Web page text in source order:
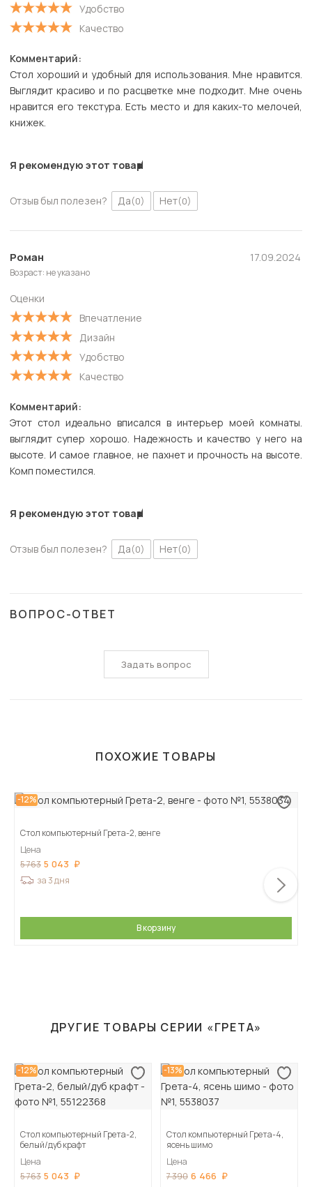
Удобство
Качество
Комментарий:
Стол хороший и удобный для использования. Мне нравится.
Выглядит красиво и по расцветке мне подходит. Мне очень
нравится его текстура. Есть место и для каких-то мелочей,
книжек.
Я рекомендую этот товар
Отзыв был полезен? Да(0) Нет(0)
Роман
Возраст: не указано
Оценки
Впечатление
Дизайн
Удобство
Качество
17.09.2024
Комментарий:
Этот стол идеально вписался в интерьер моей комнаты.
выглядит супер хорошо. Надежность и качество у него на
высоте. И самое главное, не пахнет и прочность на высоте.
Комп поместился.
Я рекомендую этот товар
Отзыв был полезен? Да(0) Нет(0)
ВОПРОС-ОТВЕТ
Задать вопрос
ПОХОЖИЕ ТОВАРЫ
-12%
Стол компьютерный Грета-2, венге
Цена
5 763 5 043
за 3 дня
В корзину
ДРУГИЕ ТОВАРЫ СЕРИИ «ГРЕТА»
-12%
Стол компьютерный Грета-2,
белый/дуб крафт
Цена
5 763 5 043
-13%
Стол компьютерный Грета-4,
ясень шимо
Цена
7 390 6 466